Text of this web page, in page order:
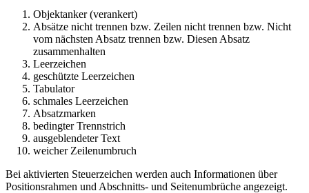
Objektanker (verankert)
Absätze nicht trennen bzw. Zeilen nicht trennen bzw. Nicht
vom nächsten Absatz trennen bzw. Diesen Absatz
zusammenhalten
Leerzeichen
geschützte Leerzeichen
Tabulator
schmales Leerzeichen
Absatzmarken
bedingter Trennstrich
ausgeblendeter Text
weicher Zeilenumbruch
Bei aktivierten Steuerzeichen werden auch Informationen über
Positionsrahmen und Abschnitts- und Seitenumbrüche angezeigt.